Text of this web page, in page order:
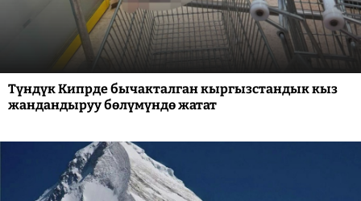
Түндүк Кипрде бычакталган кыргызстандык кыз
жандандыруу бөлүмүндө жатат